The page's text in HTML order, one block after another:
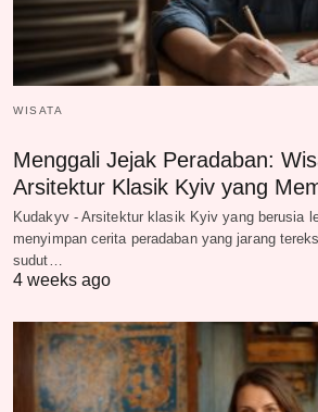
WISATA
Menggali Jejak Peradaban:
Arsitektur Klasik Kyiv yang
Kudakyv - Arsitektur klasik Kyiv yang berusia
menyimpan cerita peradaban yang jarang
sudut…
4 weeks ago